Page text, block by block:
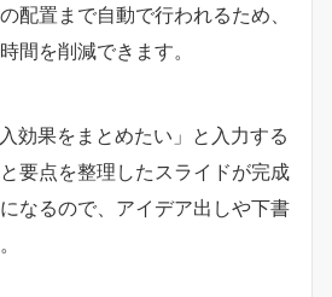
配置まで自動で行われるため、
間を削減できます。
効果をまとめたい」と入力する
要点を整理したスライドが完成
なるので、アイデア出しや下書